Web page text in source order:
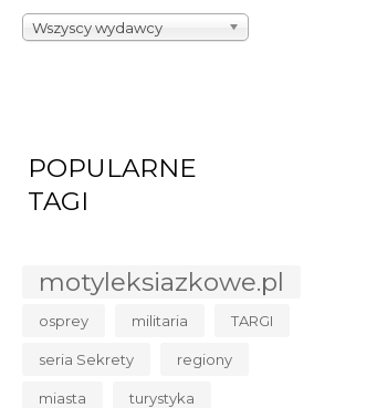
Wszyscy wydawcy
POPULARNE
TAGI
motyleksiazkowe.pl
osprey militaria TARGI
seria Sekrety regiony
miasta turystyka